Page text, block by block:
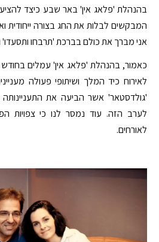
בהנהלת 'פלאג אין' באר שבע כיצד להציע
המבקשים לבלות את החג בצורה
אני מברך את כולם בברכת 'תרבחו ותסעדו'
כאמור, בהנהלת 'פלאג אין' עמלים בחודש
לאירוח כיד המלך ושיתופי פעולה
'גולדסטאר' אשר הביעה את
לערב הזה. עוד נמסר לנו כי צפויות
לאורחים.